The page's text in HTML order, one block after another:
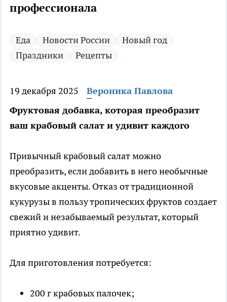
профессионала
Еда Новости России
Новый год
Праздники
Рецепты
19 декабря 2025
Вероника Павлова
Фруктовая добавка, которая преобразит
ваш крабовый салат и удивит каждого
Привычный крабовый салат можно
преобразить, если добавить в него необычные
вкусовые акценты. Отказ от традиционной
кукурузы в пользу тропических фруктов создает
свежий и незабываемый результат, который
приятно удивит.
Для приготовления потребуется:
200 г крабовых палочек;